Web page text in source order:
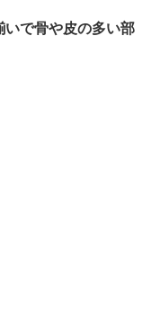
いで骨や皮の多い部